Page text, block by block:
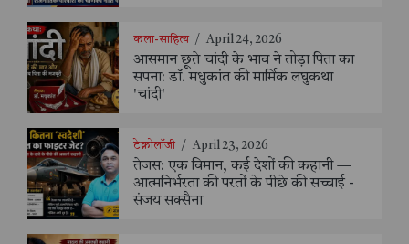
कला-साहित्य / April 24, 2026
आसमान छूते चांदी के भाव ने तोड़ा पिता का
सपना: डॉ. मधुकांत की मार्मिक लघुकथा
'चांदी'
टेक्नोलॉजी / April 23, 2026
तेजस: एक विमान, कई देशों की कहानी —
आत्मनिर्भरता की परतों के पीछे की सच्चाई -
संजय सक्सैना